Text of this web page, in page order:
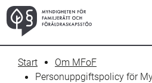
Start
Om MFoF
Personuppgiftspolicy för